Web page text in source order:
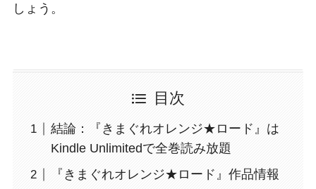
しょう。
目次
結論：『きまぐれオレンジ★ロード』は
Kindle Unlimitedで全巻読み放題
『きまぐれオレンジ★ロード』作品情報